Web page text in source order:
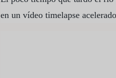
en un vídeo timelapse